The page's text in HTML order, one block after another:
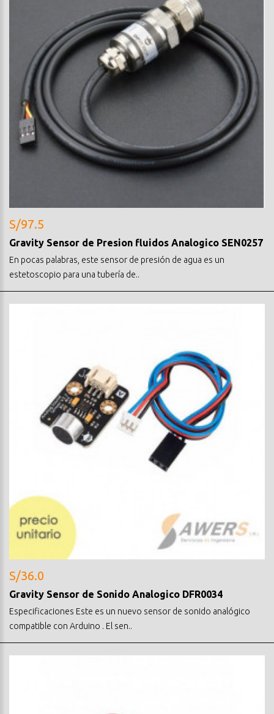
S/97.5
Gravity Sensor de Presion fluidos Analogico SEN0257
En pocas palabras, este sensor de presión de agua es un
estetoscopio para una tubería de..
S/36.0
Gravity Sensor de Sonido Analogico DFR0034
Especificaciones Este es un nuevo sensor de sonido analógico
compatible con Arduino . El sen..